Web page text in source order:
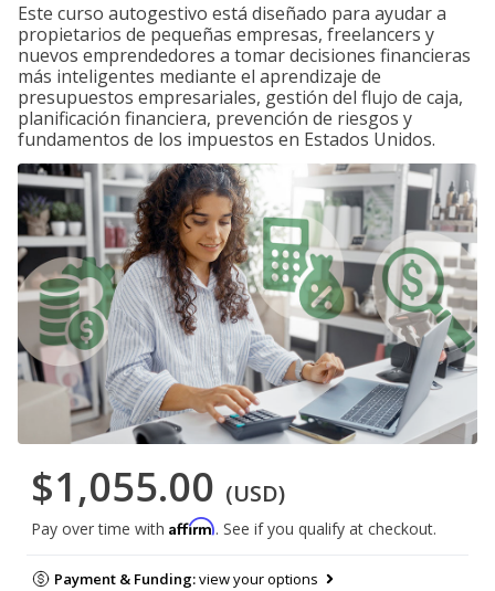
Este curso autogestivo está diseñado para ayudar a
propietarios de pequeñas empresas, freelancers y
nuevos emprendedores a tomar decisiones financieras
más inteligentes mediante el aprendizaje de
presupuestos empresariales, gestión del flujo de caja,
planificación financiera, prevención de riesgos y
fundamentos de los impuestos en Estados Unidos.
$1,055.00 (USD)
Pay over time with Affirm. See if you qualify at checkout.
Payment & Funding:view your options